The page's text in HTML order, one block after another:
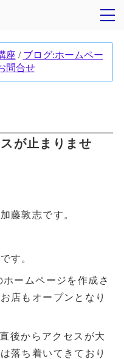
が止まりませ
藤敦志です。
す。
ームページを作成さ
店もオープンとなり
後からアクセスが大
落ち着いてきており